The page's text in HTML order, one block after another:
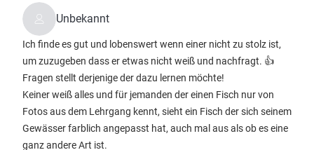
Unbekannt
Ich finde es gut und lobenswert wenn einer nicht zu stolz ist,
um zuzugeben dass er etwas nicht weiß und nachfragt. 👍
Fragen stellt derjenige der dazu lernen möchte!
Keiner weiß alles und für jemanden der einen Fisch nur von
Fotos aus dem Lehrgang kennt, sieht ein Fisch der sich seinem
Gewässer farblich angepasst hat, auch mal aus als ob es eine
ganz andere Art ist.